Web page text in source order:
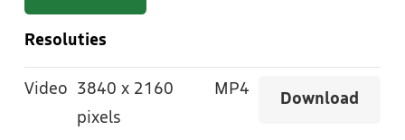
Resoluties
Video 3840 x 2160
pixels
MP4
Download